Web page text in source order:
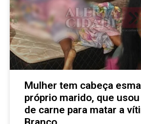
Mulher tem cabeça
próprio marido, que
de carne para matar a